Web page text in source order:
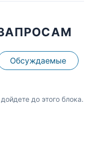
Обсуждаемые
до этого блока.